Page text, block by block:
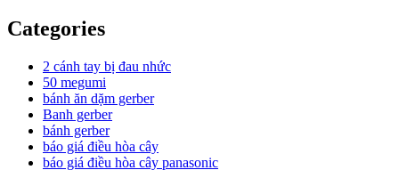
Categories
2 cánh tay bị đau nhức
50 megumi
bánh ăn dặm gerber
Banh gerber
bánh gerber
báo giá điều hòa cây
báo giá điều hòa cây panasonic